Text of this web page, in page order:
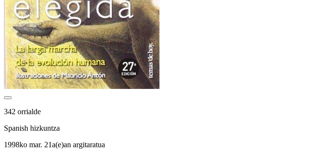
342 orrialde
Spanish hizkuntza
1998ko mar. 21a(e)an argitaratua